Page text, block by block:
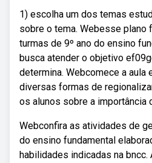
1) escolha um dos temas
sobre o tema. Webesse plano
turmas de 9º ano do ensino
busca atender o objetivo
determina. Webcomece a aula
diversas formas de
os alunos sobre a importância
Webconfira as atividades de
do ensino fundamental
habilidades indicadas na bncc.